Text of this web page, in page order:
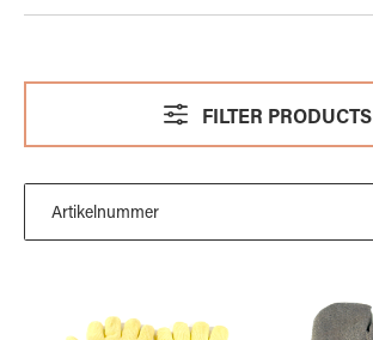
FILTER PRODUCTS